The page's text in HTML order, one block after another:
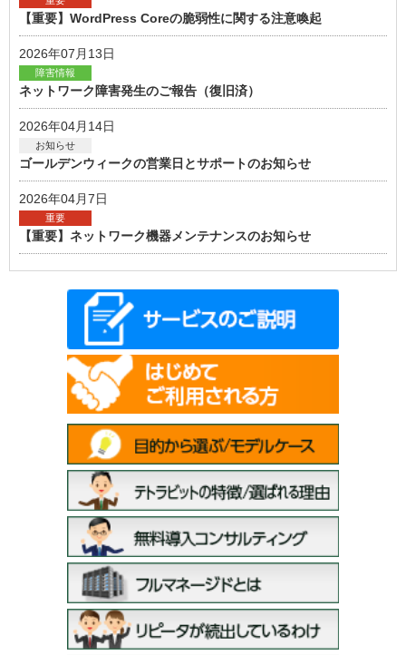
【重要】WordPress Coreの脆弱性に関する注意喚起
2026年07月13日
障害情報
ネットワーク障害発生のご報告（復旧済）
2026年04月14日
お知らせ
ゴールデンウィークの営業日とサポートのお知らせ
2026年04月7日
重要
【重要】ネットワーク機器メンテナンスのお知らせ